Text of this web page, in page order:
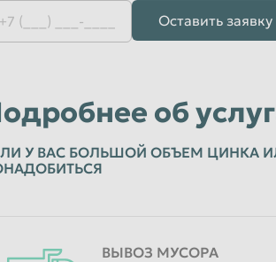
Оставить заявку
об
У ВАС БОЛЬШОЙ ОБЪЕМ ЦИНКА
ВЫВОЗ МУСОРА